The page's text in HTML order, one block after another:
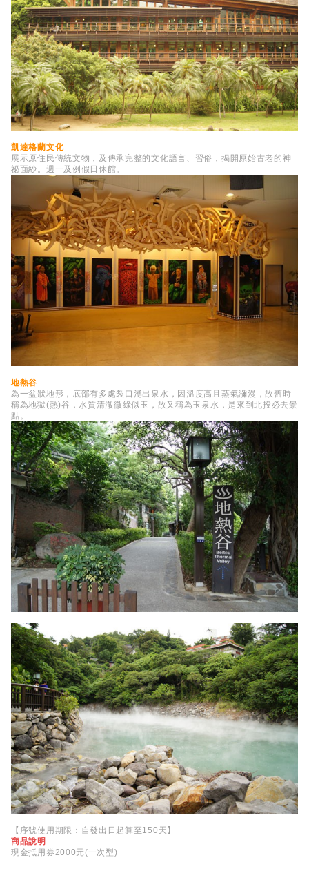
凱達格蘭文化
展示原住民傳統文物，及傳承完整的文化語言、習俗，揭開原始古老的神
祕面紗。週一及例假日休館。
地熱谷
為一盆狀地形，底部有多處裂口湧出泉水，因溫度高且蒸氣瀰漫，故舊時
稱為地獄(熱)谷，水質清澈微綠似玉，故又稱為玉泉水，是來到北投必去景
點。
【序號使用期限：自發出日起算至150天】
商品說明
現金抵用券2000元(一次型)